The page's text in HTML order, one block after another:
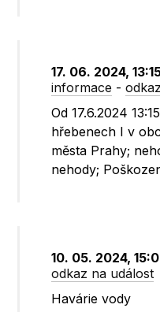
17. 06. 2024,
informace -
Od 17.6.2024
hřebenech I v
města Prahy;
nehody;
10. 05. 2024,
odkaz na událost
Havárie vody